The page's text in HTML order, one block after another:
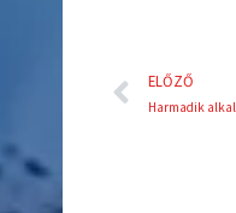
Előző
ELŐZŐ
Harmadik